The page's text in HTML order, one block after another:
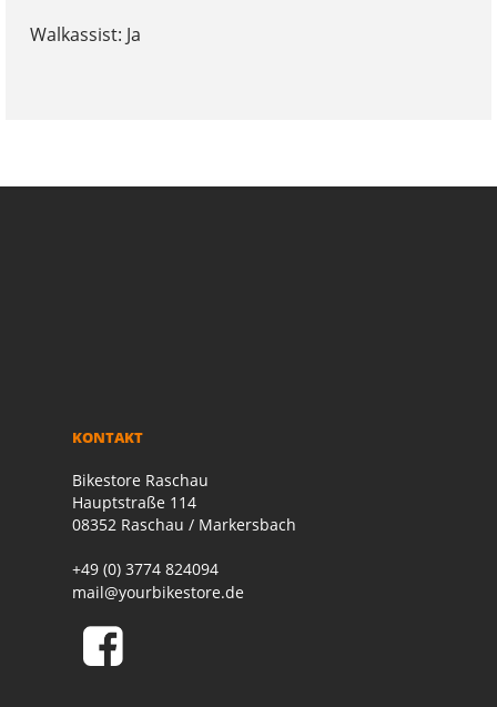
Walkassist: Ja
KONTAKT
Bikestore Raschau
Hauptstraße 114
08352 Raschau / Markersbach
+49 (0) 3774 824094
mail@yourbikestore.de